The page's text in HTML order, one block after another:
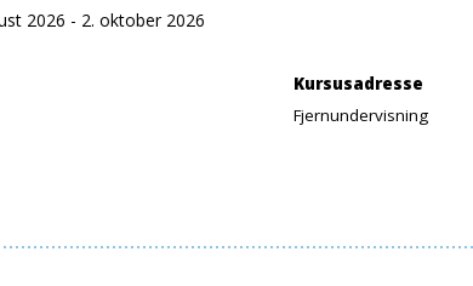
2026 - 2. oktober 2026
Kursusadresse
Fjernundervisning